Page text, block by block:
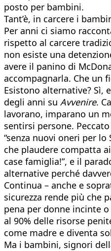
posto per bambini.
Tant’è, in carcere i
Per anni ci siamo
rispetto al carcere
non esiste una
avere il panino di
accompagnarla. Che un
Esistono alternative? Sì,
degli anni su Avvenire.
lavorano, imparano un
sentirsi persone.
“senza nuovi oneri per
che plaudere compatta
case famiglia!”, e il
alternative perché
Continua – anche e
sicurezza rende più che
pena per donne incinte
al 90% delle risorse
come madre e diventa
Ma i bambini, signori